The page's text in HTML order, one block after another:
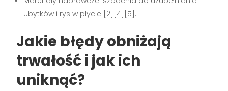
ubytków i rys w płycie [2][4][5].
Jakie błędy obniżają
trwałość i jak ich
uniknąć?